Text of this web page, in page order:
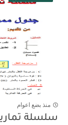
منذ بضع اعوام